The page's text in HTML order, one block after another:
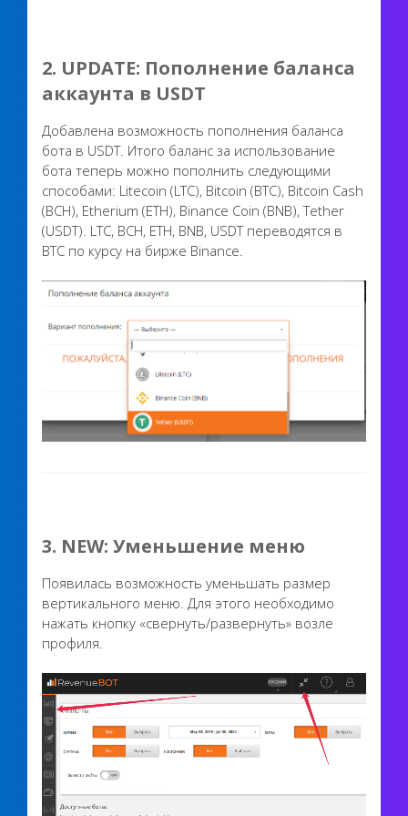
2. UPDATE: Пополнение баланса
аккаунта в USDT
Добавлена возможность пополнения баланса
бота в USDT. Итого баланс за использование
бота теперь можно пополнить следующими
способами: Litecoin (LTC), Bitcoin (BTC), Bitcoin Cash
(BCH), Etherium (ETH), Binance Coin (BNB), Tether
(USDT). LTC, BCH, ETH, BNB, USDT переводятся в
BTC по курсу на бирже Binance.
3. NEW: Уменьшение меню
Появилась возможность уменьшать размер
вертикального меню. Для этого необходимо
нажать кнопку «свернуть/развернуть» возле
профиля.